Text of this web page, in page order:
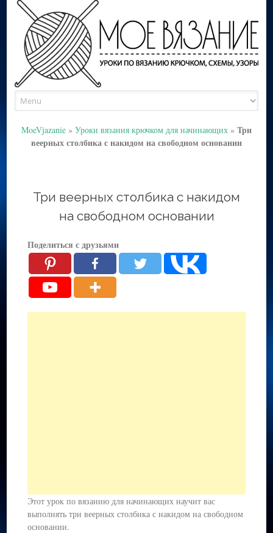
to
MoeVjazanie » Уроки вязания крючком для начинающих » Три
веерных столбика с накидом на свободном основании
Три веерных столбика с накидом
на свободном основании
Поделиться с друзьями
Этот урок по вязанию для начинающих научит вас
выполнять три веерных столбика с накидом на свободном
основании.